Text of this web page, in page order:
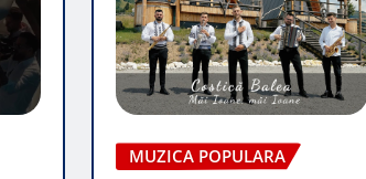
MUZICA POPULARA